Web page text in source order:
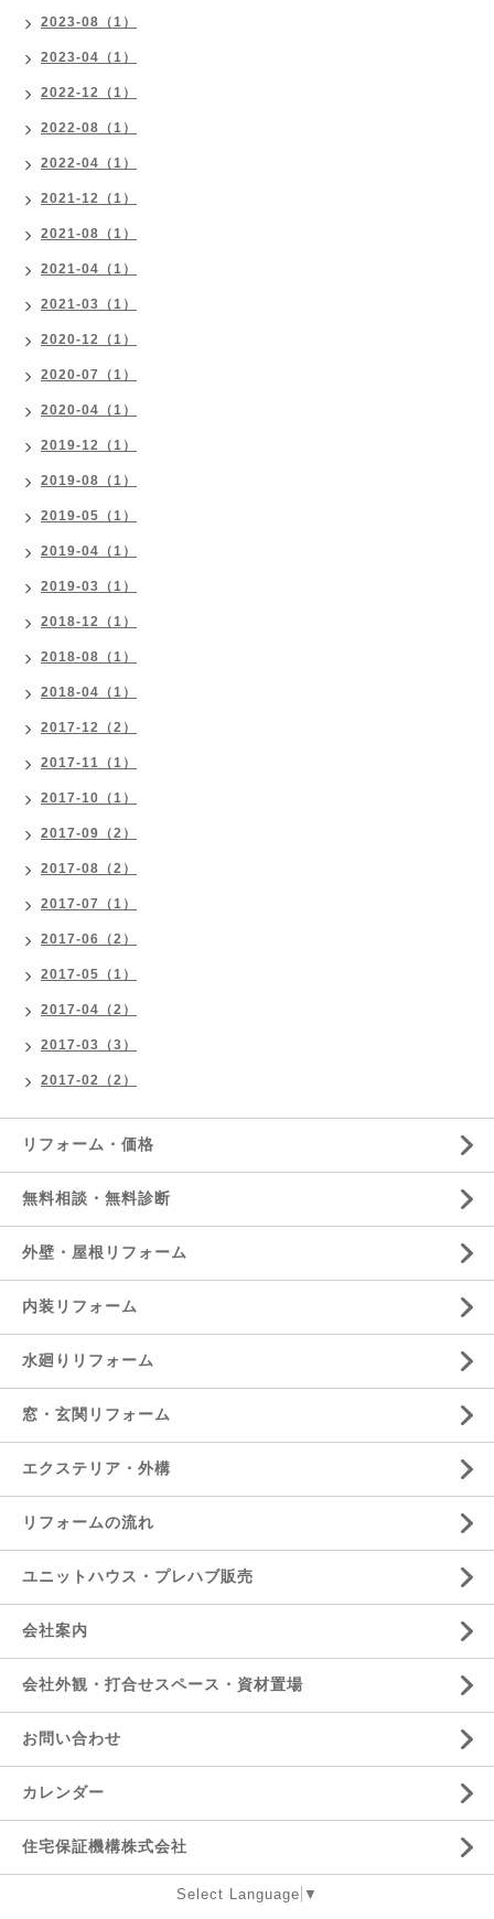
2023-08（1）
2023-04（1）
2022-12（1）
2022-08（1）
2022-04（1）
2021-12（1）
2021-08（1）
2021-04（1）
2021-03（1）
2020-12（1）
2020-07（1）
2020-04（1）
2019-12（1）
2019-08（1）
2019-05（1）
2019-04（1）
2019-03（1）
2018-12（1）
2018-08（1）
2018-04（1）
2017-12（2）
2017-11（1）
2017-10（1）
2017-09（2）
2017-08（2）
2017-07（1）
2017-06（2）
2017-05（1）
2017-04（2）
2017-03（3）
2017-02（2）
リフォーム・価格
無料相談・無料診断
外壁・屋根リフォーム
内装リフォーム
水廻りリフォーム
窓・玄関リフォーム
エクステリア・外構
リフォームの流れ
ユニットハウス・プレハブ販売
会社案内
会社外観・打合せスペース・資材置場
お問い合わせ
カレンダー
住宅保証機構株式会社
Select Language ▼